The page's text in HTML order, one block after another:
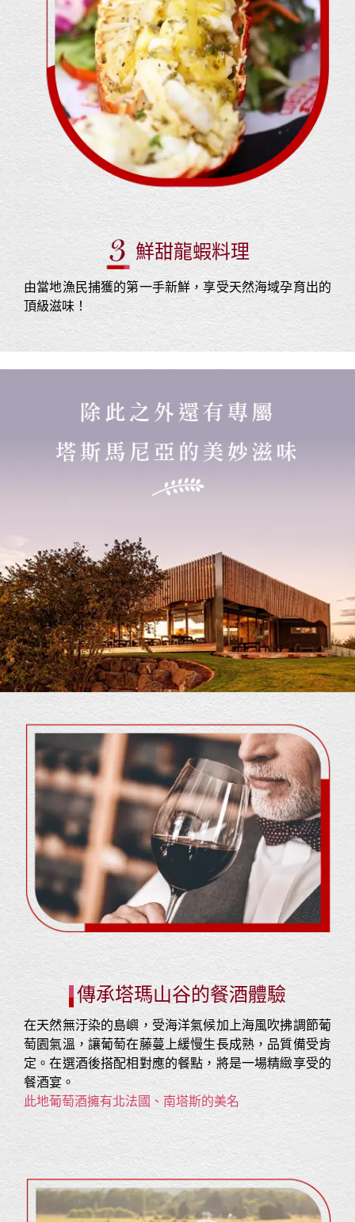
鮮甜龍蝦料理
由當地漁民捕獲的第一手新鮮，享受天然海域孕育出的
頂級滋味！
傳承塔瑪山谷的餐酒體驗
在天然無汙染的島嶼，受海洋氣候加上海風吹拂調節葡
萄園氣溫，讓葡萄在藤蔓上緩慢生長成熟，品質備受肯
定。在選酒後搭配相對應的餐點，將是一場精緻享受的
餐酒宴。
此地葡萄酒擁有北法國、南塔斯的美名